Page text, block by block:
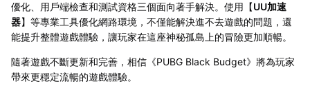
優化、用戶端檢查和測試資格三個面向著手解決。使用【UU加速
器】等專業工具優化網路環境，不僅能解決進不去遊戲的問題，還
能提升整體遊戲體驗，讓玩家在這座神秘孤島上的冒險更加順暢。
隨著遊戲不斷更新和完善，相信《PUBG Black Budget》將為玩家
帶來更穩定流暢的遊戲體驗。